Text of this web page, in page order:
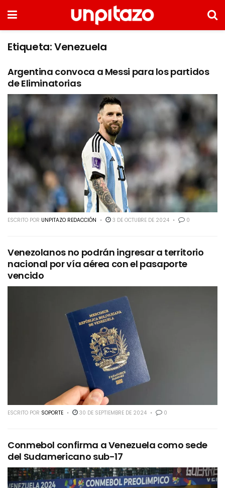
Etiqueta:Venezuela
Argentina convoca a Messi para los partidos
de Eliminatorias
ESCRITO POR UNPITAZO REDACCIÓN 3 DE OCTUBRE DE 2024 0
Venezolanos no podrán ingresar a territorio
nacional por vía aérea con el pasaporte
vencido
ESCRITO POR SOPORTE 30 DE SEPTIEMBRE DE 2024 0
Conmebol confirma a Venezuela como sede
del Sudamericano sub-17